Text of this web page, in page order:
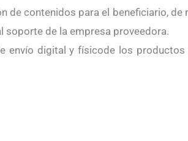
de contenidos para el beneficiario,
soporte de la empresa proveedora.
envío digital y físicode los